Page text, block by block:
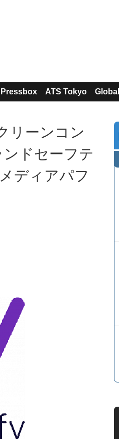
Pressbox ATS Tokyo Global
リーンコン
ドセーフテ
ディアパフ